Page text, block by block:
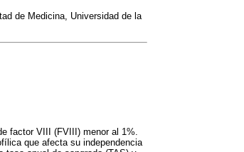
de Medicina, Universidad de la
factor VIII (FVIII) menor al 1%.
que afecta su independencia